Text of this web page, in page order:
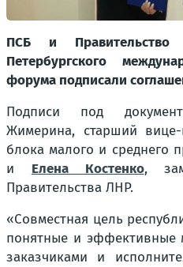
ПСБ и
Петербургского
форума подписали
Подписи под
Жимерина, старший вице-
блока малого и среднего
и Елена Костенко,
Правительства ЛНР.
«Совместная цель
понятные и эффективные
заказчиками и